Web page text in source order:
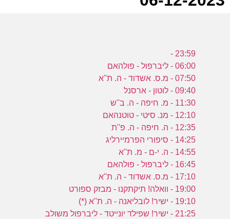
23:59 -
06:00 - ליברפול - פולהאם
07:50 - מ.ס. אשדוד - ה. ת''א
09:40 - לוטון - ארסנל
11:30 - מ. חיפה - ה. ב''ש
12:10 - מנ. סיטי - טוטנהאם
12:35 - ה. חיפה - ה. פ''ת
14:25 - סיפורי הפרמיירליג
14:55 - ה. י-ם - מ. ת''א
16:45 - ליברפול - פולהאם
17:10 - מ.ס. אשדוד - ה. ת''א
19:00 - וואלה! תיקתקנו - מבזק ספורט
19:10 - ישיר! לובליאנה - ה. ת''א (*)
21:25 - ישיר! שפילד יונייטד - ליברפול משולב